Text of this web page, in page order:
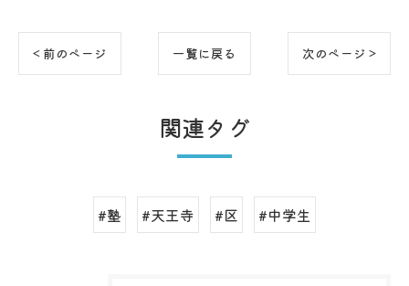
< 前のページ 一覧に戻る 次のページ >
関連タグ
#塾 #天王寺 #区 #中学生